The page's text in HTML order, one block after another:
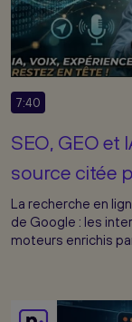
7:40
SEO, GEO et
source citée
La recherche en
de Google : les
moteurs enrichis